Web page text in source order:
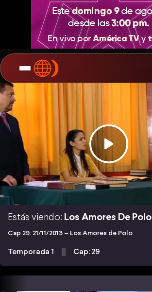
Estás viendo: Los Amores De Polo
Cap 29: 21/11/2013 – Los Amores de Polo
Temporada 1 Cap: 29